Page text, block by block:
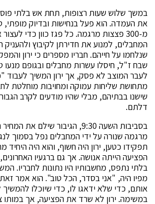
במשך שלוש שעות רצופות, תחת אש בלתי
את העמדה. הוא פעל בנחישות ובדיוק מופתי,
מ-300 פצצות מרגמה. כל פגז כוון כדי
המחבלים, למנוע את חדירתן לקיבוץ ולהעניק
שנלחמו על חייהם. חבריו מספרים כי ירון
שבח ז"ל, חיסלו עשרות מחבלים ובגופם מנעו
לעבר המוצב לא פסק, אך ירון המשיך לעבוד
מתחושת שליחות עמוקה ומחויבות מוחלטת
שישנו בבתיהם, מבלי שהיו מודעים לקרב
דלתם.
בסביבות השעה 9:30, הגיבור שילם
מרגמה שנורה על ידי המחבלים נפל בסמוך
תפקידו כטען, ירון היה חשוף, והוא היה היחיד
הפציעה הייתה אנושה. אך גם ברגעיו
בלתי נתפס, מחשבותיו היו נתונות לחבריו.
מפיו היה, "אני בסדר, הכל טוב". הוא אמר
אותם, כדי שלא ידאגו לו, כדי שיוכלו
במשימה. ירון לא שרד את הפציעה, אך במותו